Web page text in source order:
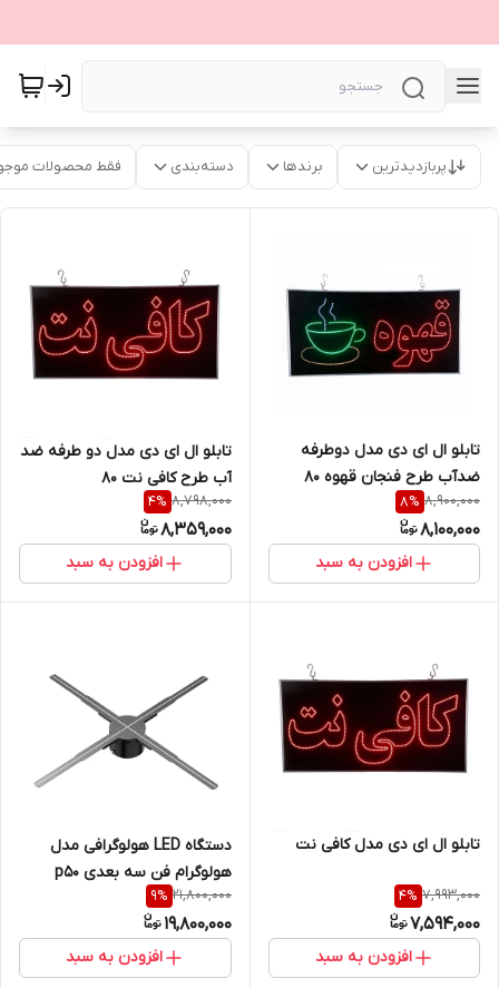
پربازدیدترین برندها دسته‌بندی فقط محصولات
تابلو ال ای دی مدل دوطرفه
ضدآب طرح فنجان قهوه 80
8,900,000
8%
8,100,000
افزودن به سبد
تابلو ال ای دی مدل دو طرفه ضد
آب طرح کافی نت 80
8,798,000
4%
8,359,000
افزودن به سبد
تابلو ال ای دی مدل کافی نت
7,993,000
4%
7,594,000
افزودن به سبد
دستگاه LED هولوگرافی مدل
هولوگرام فن سه بعدی p50
21,800,000
9%
19,800,000
افزودن به سبد